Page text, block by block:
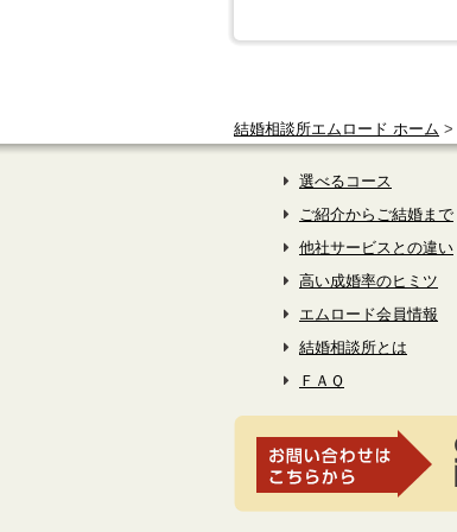
結婚相談所エムロード ホーム >
選べるコース
ご紹介からご結婚まで
他社サービスとの違い
高い成婚率のヒミツ
エムロード会員情報
結婚相談所とは
ＦＡＱ